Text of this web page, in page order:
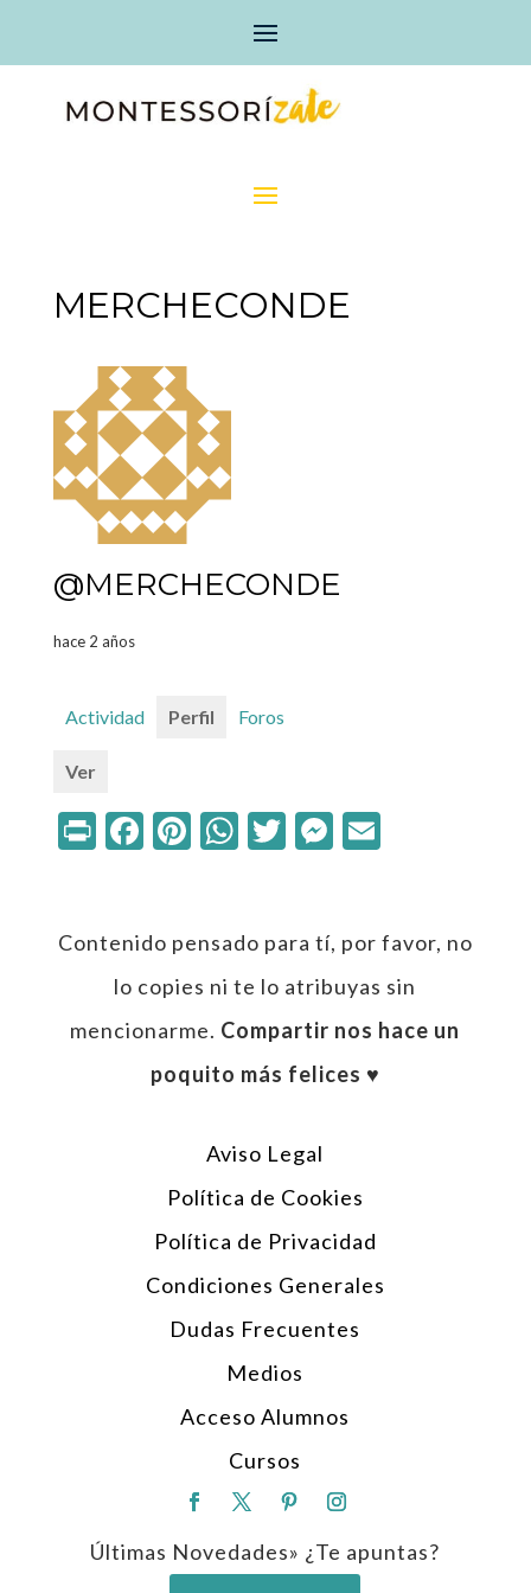
MERCHECONDE
@MERCHECONDE
hace 2 años
Actividad Perfil Foros
Ver
PrintFacebook
Pinterest
WhatsApp
Twitter
Messenger
Email
Contenido pensado para tí, por favor, no
lo copies ni te lo atribuyas sin
mencionarme. Compartir nos hace un
poquito más felices ♥︎
Aviso Legal
Política de Cookies
Política de Privacidad
Condiciones Generales
Dudas Frecuentes
Medios
Acceso Alumnos
Cursos
Últimas Novedades» ¿Te apuntas?